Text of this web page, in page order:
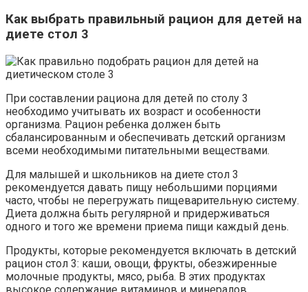
Как выбрать правильный рацион для детей на
диете стол 3
При составлении рациона для детей по столу 3
необходимо учитывать их возраст и особенности
организма. Рацион ребенка должен быть
сбалансированным и обеспечивать детский организм
всеми необходимыми питательными веществами.
Для малышей и школьников на диете стол 3
рекомендуется давать пищу небольшими порциями
часто, чтобы не перегружать пищеварительную систему.
Диета должна быть регулярной и придерживаться
одного и того же времени приема пищи каждый день.
Продукты, которые рекомендуется включать в детский
рацион стол 3: каши, овощи, фрукты, обезжиренные
молочные продукты, мясо, рыба. В этих продуктах